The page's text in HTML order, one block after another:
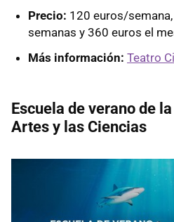
Precio: 120 euros/
semanas y 360 euros el
Más información: Teatro
Escuela de verano de
Artes y las Ciencias